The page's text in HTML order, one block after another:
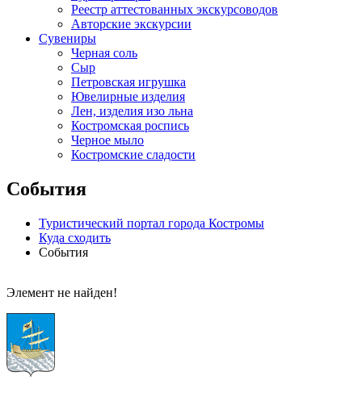
Реестр аттестованных экскурсоводов
Авторские экскурсии
Сувениры
Черная соль
Сыр
Петровская игрушка
Ювелирные изделия
Лен, изделия изо льна
Костромская роспись
Черное мыло
Костромские сладости
События
Туристический портал города Костромы
Куда сходить
События
Элемент не найден!